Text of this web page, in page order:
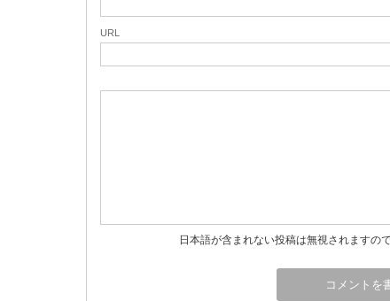
URL
日本語が含まれない投稿は無視されますの